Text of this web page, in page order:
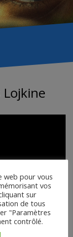
Lojkine
web pour vous
vos
sur
de tous
"Paramètres
contrôlé.